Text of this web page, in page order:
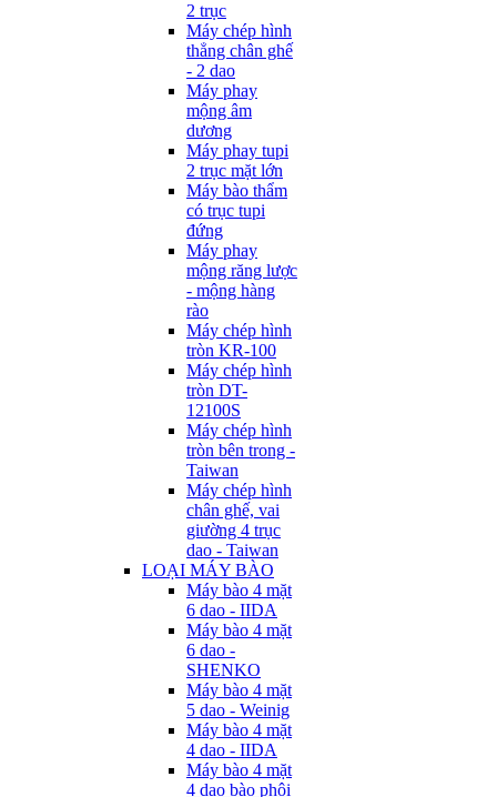
2 trục
Máy chép hình
thẳng chân ghế
- 2 dao
Máy phay
mộng âm
dương
Máy phay tupi
2 trục mặt lớn
Máy bào thẩm
có trục tupi
đứng
Máy phay
mộng răng lược
- mộng hàng
rào
Máy chép hình
tròn KR-100
Máy chép hình
tròn DT-
12100S
Máy chép hình
tròn bên trong -
Taiwan
Máy chép hình
chân ghế, vai
giường 4 trục
dao - Taiwan
LOẠI MÁY BÀO
Máy bào 4 mặt
6 dao - IIDA
Máy bào 4 mặt
6 dao -
SHENKO
Máy bào 4 mặt
5 dao - Weinig
Máy bào 4 mặt
4 dao - IIDA
Máy bào 4 mặt
4 dao bào phôi